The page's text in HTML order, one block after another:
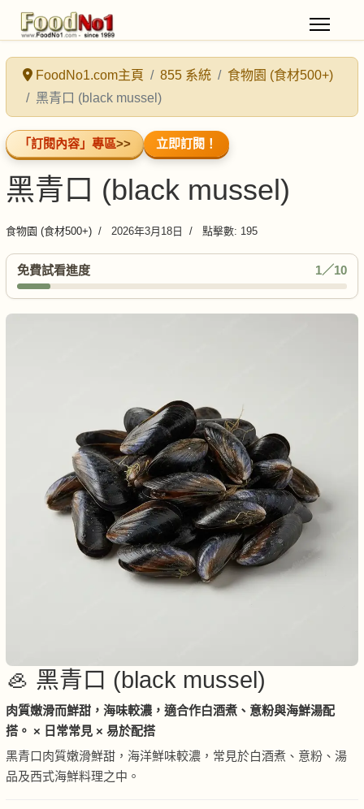
FoodNo1.com主頁 855 系統
食物園 (食材500+)
黑青口 (black mussel)
「訂閱內容」專區>> 立即訂閱！
黑青口 (black mussel)
食物園 (食材500+) 2026年3月18日 點擊數: 195
免費試看進度 1／10
🦪 黑青口 (black mussel)
肉質嫩滑而鮮甜，海味較濃，適合作白酒煮、意粉與海鮮湯配
搭。 × 日常常見 × 易於配搭
黑青口肉質嫩滑鮮甜，海洋鮮味較濃，常見於白酒煮、意粉、湯
品及西式海鮮料理之中。